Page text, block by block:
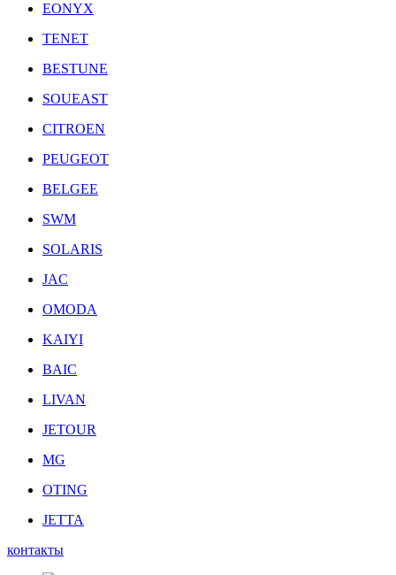
EONYX
TENET
BESTUNE
SOUEAST
CITROEN
PEUGEOT
BELGEE
SWM
SOLARIS
JAC
OMODA
KAIYI
BAIC
LIVAN
JETOUR
MG
OTING
JETTA
контакты